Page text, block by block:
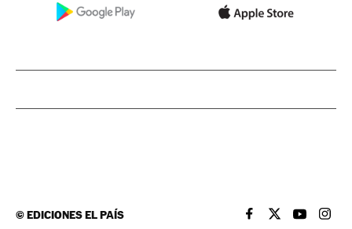
©EDICIONES EL PAÍS EL PAÍS BRASIL EN
EL PAÍSEL PAÍS
EL